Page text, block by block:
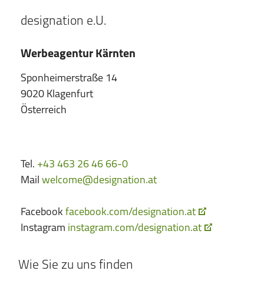
designation e.U.
Werbeagentur Kärnten
Sponheimerstraße 14
9020 Klagenfurt
Österreich
Tel. +43 463 26 46 66-0
Mailwelcome@designation.at
Facebookfacebook.com/designation.at
Instagram instagram.com/designation.at
Wie Sie zu uns finden